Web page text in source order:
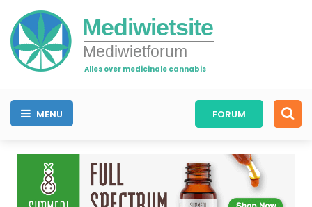
Mediwietsite
Mediwietforum
Alles over medicinale cannabis
MENU FORUM